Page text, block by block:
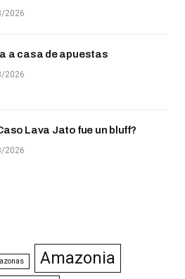
2026
a casa de apuestas
2026
Lava Jato fue un bluff?
2026
Amazonia